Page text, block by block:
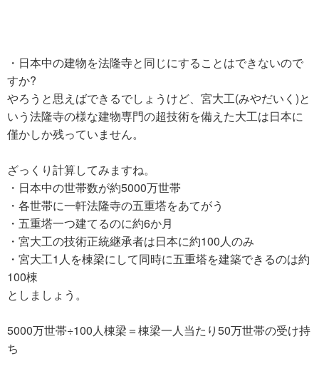
・日本中の建物を法隆寺と同じにすることはできないので
すか?
やろうと思えばできるでしょうけど、宮大工(みやだいく)と
いう法隆寺の様な建物専門の超技術を備えた大工は日本に
僅かしか残っていません。
ざっくり計算してみますね。
・日本中の世帯数が約5000万世帯
・各世帯に一軒法隆寺の五重塔をあてがう
・五重塔一つ建てるのに約6か月
・宮大工の技術正統継承者は日本に約100人のみ
・宮大工1人を棟梁にして同時に五重塔を建築できるのは約
100棟
としましょう。
5000万世帯÷100人棟梁＝棟梁一人当たり50万世帯の受け持
ち